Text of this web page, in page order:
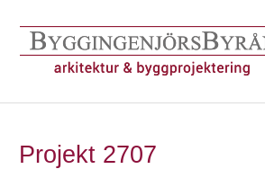
innehåll
Projekt 2707